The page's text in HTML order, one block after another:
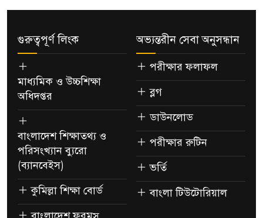
গুরুত্বপূর্ণ লিংক
মাধ্যমিক ও উচ্চশিক্ষা
অধিদপ্তর
বাংলাদেশ শিক্ষাতথ্য ও
পরিসংখ্যান ব্যুরো
(ব্যানবেইস)
কুমিল্লা শিক্ষা বোর্ড
অভ্যন্তরীন সেবা অনুসন্ধান
পরীক্ষার ফলাফল
ব্লগ
ডাউনলোড
পরীক্ষার রুটিন
ভর্তি
বাংলা টিউটোরিয়াল